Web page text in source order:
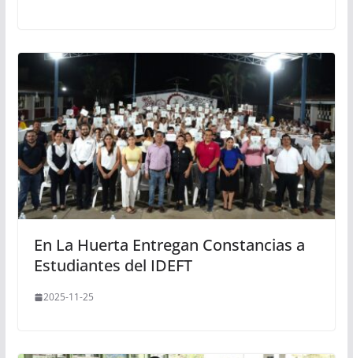
En La Huerta Entregan Constancias a
Estudiantes del IDEFT
2025-11-25